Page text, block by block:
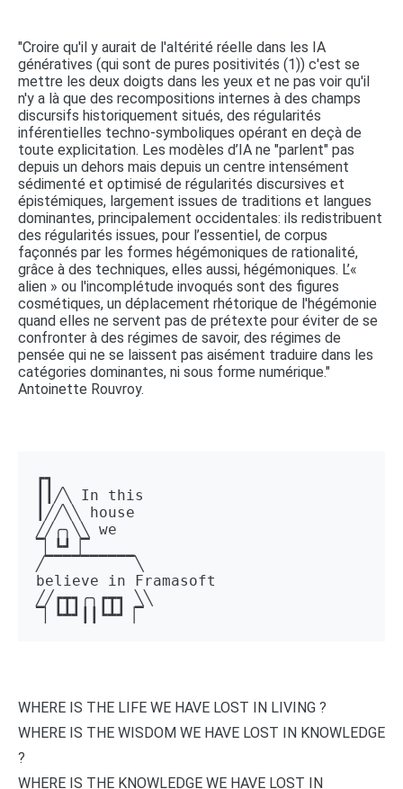
"Croire qu'il y aurait de l'altérité réelle dans les IA
génératives (qui sont de pures positivités (1)) c'est se
mettre les deux doigts dans les yeux et ne pas voir qu'il
n'y a là que des recompositions internes à des champs
discursifs historiquement situés, des régularités
inférentielles techno-symboliques opérant en deçà de
toute explicitation. Les modèles d’IA ne "parlent" pas
depuis un dehors mais depuis un centre intensément
sédimenté et optimisé de régularités discursives et
épistémiques, largement issues de traditions et langues
dominantes, principalement occidentales: ils redistribuent
des régularités issues, pour l’essentiel, de corpus
façonnés par les formes hégémoniques de rationalité,
grâce à des techniques, elles aussi, hégémoniques. L’«
alien » ou l'incomplétude invoqués sont des figures
cosmétiques, un déplacement rhétorique de l'hégémonie
quand elles ne servent pas de prétexte pour éviter de se
confronter à des régimes de savoir, des régimes de
pensée qui ne se laissent pas aisément traduire dans les
catégories dominantes, ni sous forme numérique."
Antoinette Rouvroy.
┏┓
┃┃╱╲ In this
┃╱╱╲╲ house
╱╱╭╮╲╲ we
▔▏┗┛▕▔
╱▔▔▔▔▔▔▔▔▔▔╲
believe in Framasoft
╱╱┏┳┓╭╮┏┳┓ ╲╲
▔▏┗┻┛┃┃┗┻┛▕▔
WHERE IS THE LIFE WE HAVE LOST IN LIVING ?
WHERE IS THE WISDOM WE HAVE LOST IN KNOWLEDGE
?
WHERE IS THE KNOWLEDGE WE HAVE LOST IN